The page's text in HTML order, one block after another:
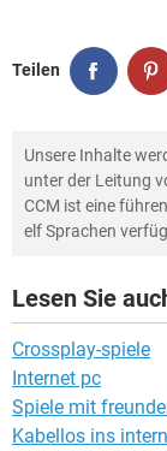
Teilen
Unsere Inhalte
unter der Leitung
CCM ist eine
elf Sprachen
Lesen Sie
Crossplay-spiele
Internet pc
Spiele mit
Kabellos ins